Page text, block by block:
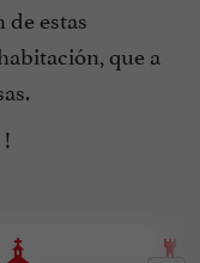
estas
que a
!